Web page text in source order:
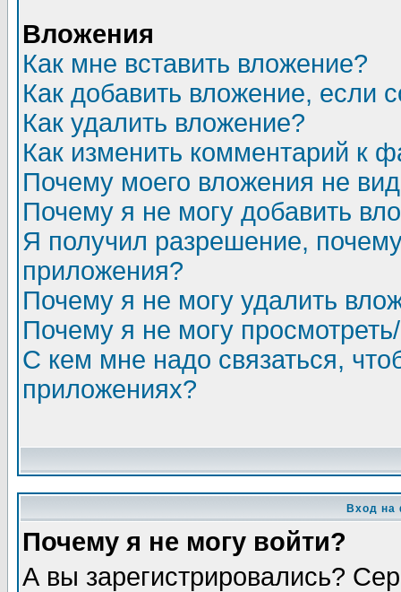
Вложения
Как мне вставить вложение?
Как добавить вложение, если
Как удалить вложение?
Как изменить комментарий к
Почему моего вложения не
Почему я не могу добавить
Я получил разрешение,
приложения?
Почему я не могу удалить
Почему я не могу
С кем мне надо связаться,
приложениях?
Вход на
Почему я не могу войти?
А вы зарегистрировались?